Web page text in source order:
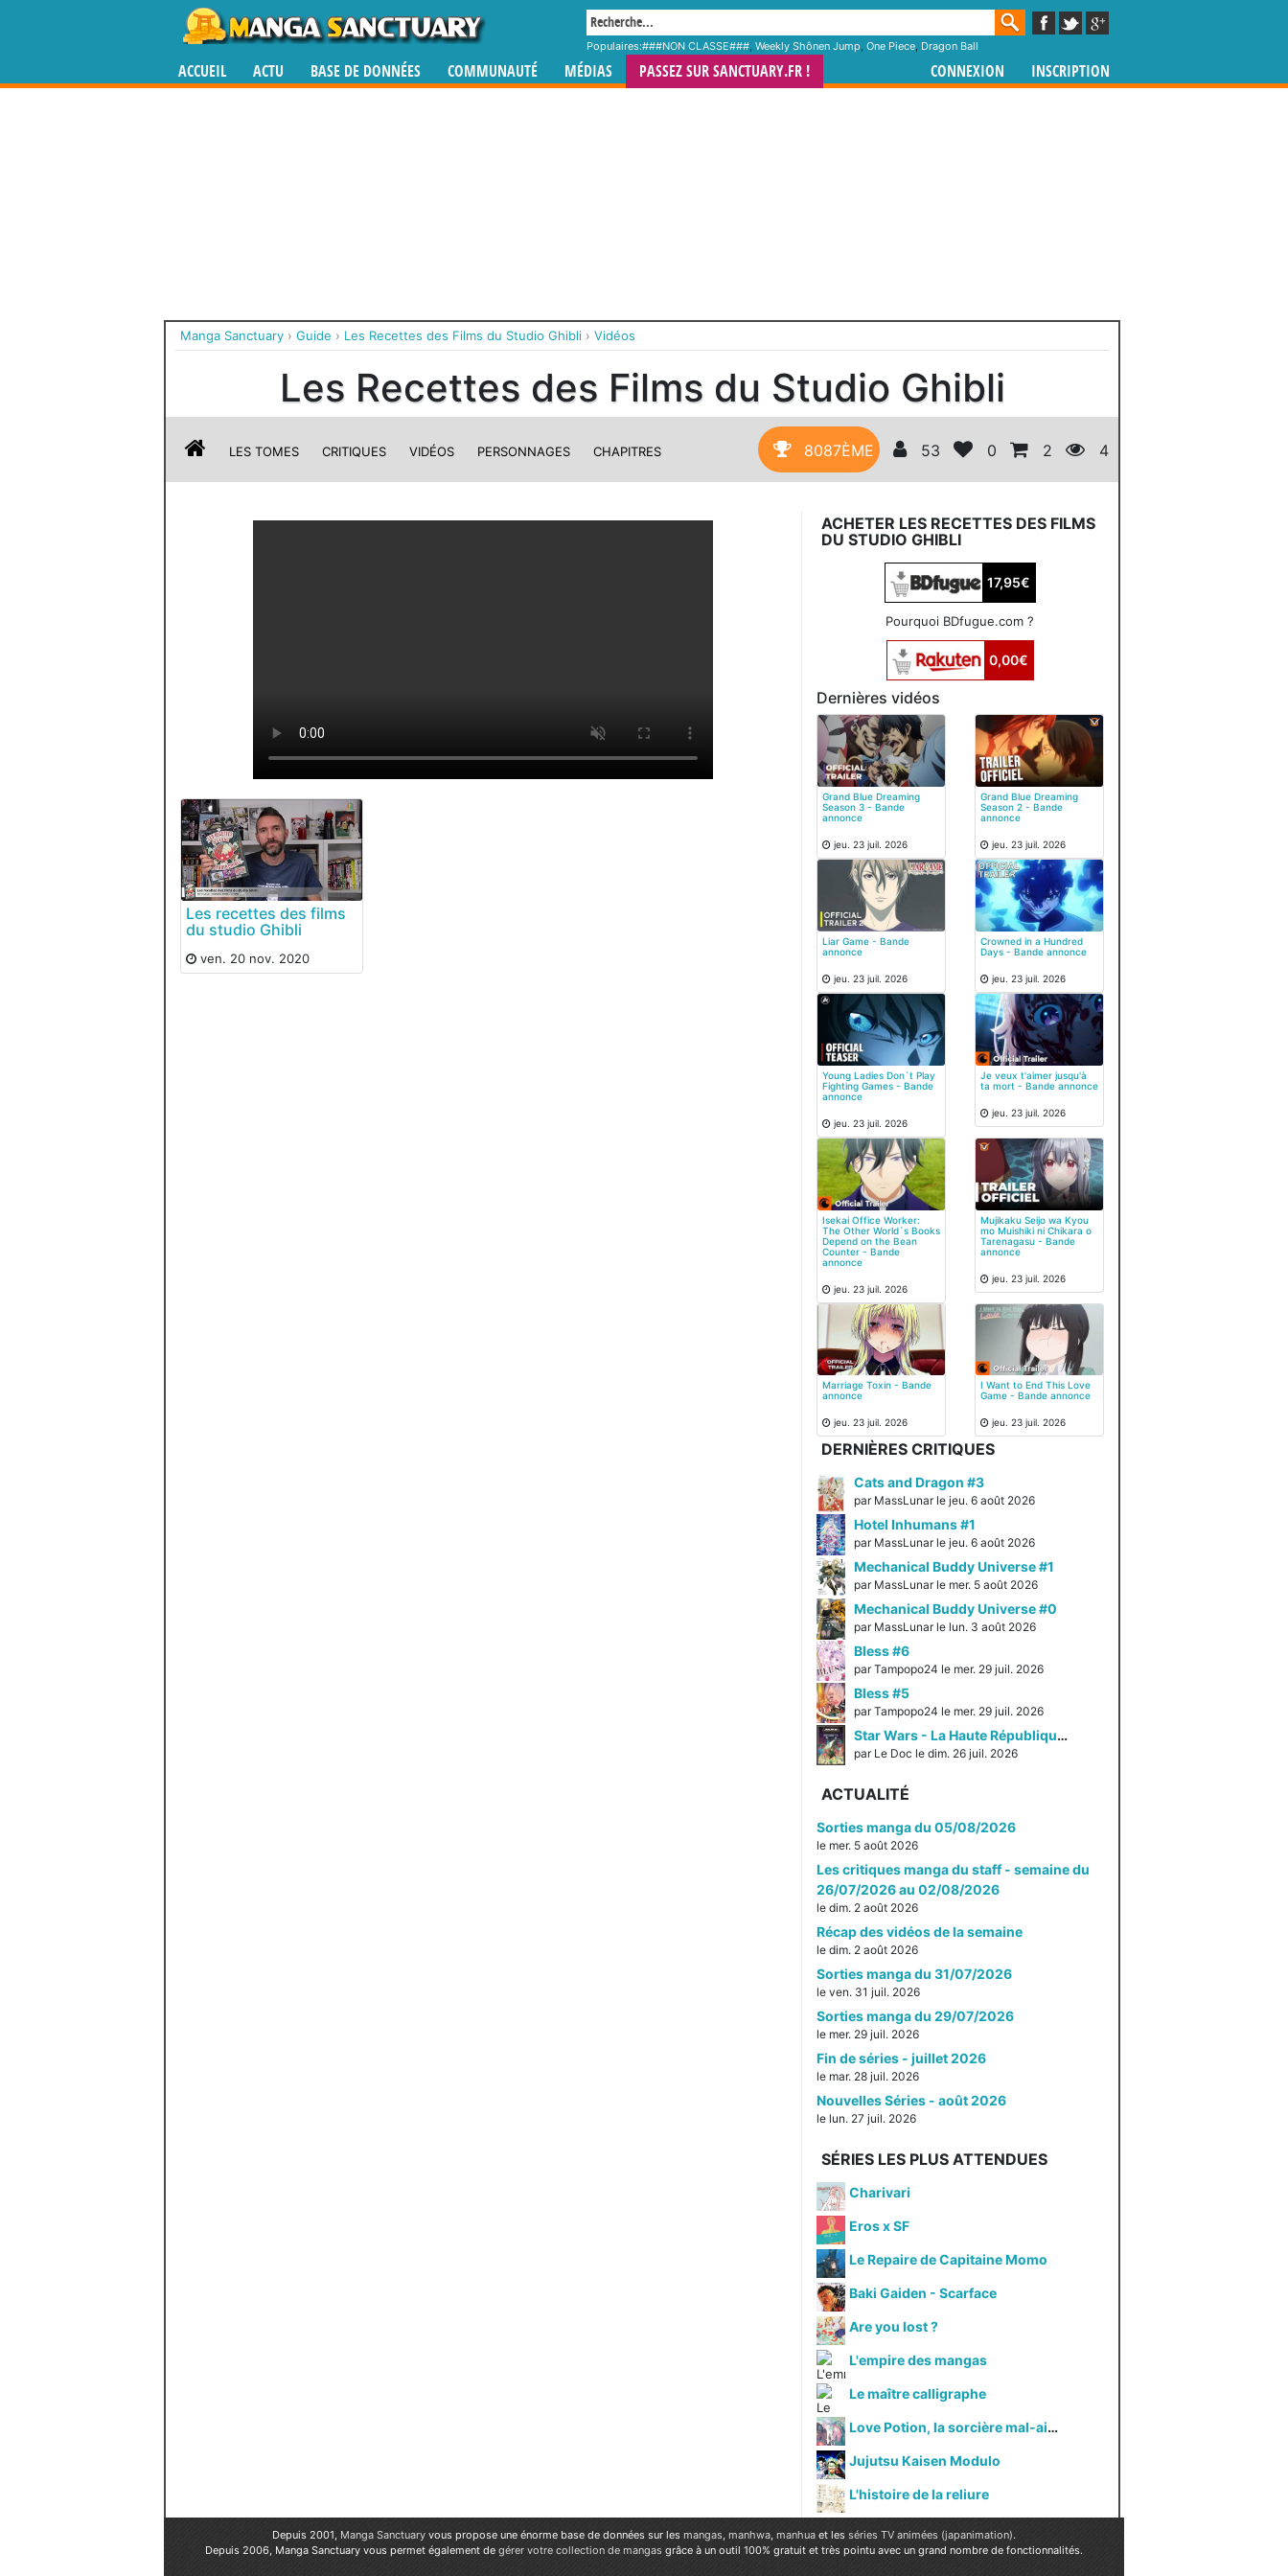
Populaires:###NON CLASSE###, Weekly Shônen Jump, One Piece, Dragon Ball
ACCUEIL ACTU BASE DE DONNÉES COMMUNAUTÉ MÉDIAS PASSEZ SUR SANCTUARY.FR ! CONNEXION INSCRIPTION
Manga Sanctuary › Guide › Les Recettes des Films du Studio Ghibli › Vidéos
Les Recettes des Films du Studio Ghibli
LES TOMES CRITIQUES VIDÉOS PERSONNAGES CHAPITRES 8087ÈME 53 0 2 4
Les recettes des films
du studio Ghibli
ven. 20 nov. 2020
ACHETER LES RECETTES DES FILMS
DU STUDIO GHIBLI
17,95€
Pourquoi BDfugue.com ?
0,00€
Dernières vidéos
Grand Blue Dreaming
Season 3 - Bande
annonce
jeu. 23 juil. 2026
Grand Blue Dreaming
Season 2 - Bande
annonce
jeu. 23 juil. 2026
Liar Game - Bande
annonce
jeu. 23 juil. 2026
Crowned in a Hundred
Days - Bande annonce
jeu. 23 juil. 2026
Young Ladies Don`t Play
Fighting Games - Bande
annonce
jeu. 23 juil. 2026
Je veux t'aimer jusqu'à
ta mort - Bande annonce
jeu. 23 juil. 2026
Isekai Office Worker:
The Other World`s Books
Depend on the Bean
Counter - Bande
annonce
jeu. 23 juil. 2026
Mujikaku Seijo wa Kyou
mo Muishiki ni Chikara o
Tarenagasu - Bande
annonce
jeu. 23 juil. 2026
Marriage Toxin - Bande
annonce
jeu. 23 juil. 2026
I Want to End This Love
Game - Bande annonce
jeu. 23 juil. 2026
DERNIÈRES CRITIQUES
Cats and Dragon #3
par MassLunar le jeu. 6 août 2026
Hotel Inhumans #1
par MassLunar le jeu. 6 août 2026
Mechanical Buddy Universe #1
par MassLunar le mer. 5 août 2026
Mechanical Buddy Universe #0
par MassLunar le lun. 3 août 2026
Bless #6
par Tampopo24 le mer. 29 juil. 2026
Bless #5
par Tampopo24 le mer. 29 juil. 2026
Star Wars - La Haute République - Un équilibre fragile
par Le Doc le dim. 26 juil. 2026
ACTUALITÉ
Sorties manga du 05/08/2026
le mer. 5 août 2026
Les critiques manga du staff - semaine du
26/07/2026 au 02/08/2026
le dim. 2 août 2026
Récap des vidéos de la semaine
le dim. 2 août 2026
Sorties manga du 31/07/2026
le ven. 31 juil. 2026
Sorties manga du 29/07/2026
le mer. 29 juil. 2026
Fin de séries - juillet 2026
le mar. 28 juil. 2026
Nouvelles Séries - août 2026
le lun. 27 juil. 2026
SÉRIES LES PLUS ATTENDUES
Charivari
Eros x SF
Le Repaire de Capitaine Momo
Baki Gaiden - Scarface
Are you lost ?
L'empire des mangas
Le maître calligraphe
Love Potion, la sorcière mal-aimée
Jujutsu Kaisen Modulo
L'histoire de la reliure
Depuis 2001, Manga Sanctuary vous propose une énorme base de données sur les mangas, manhwa, manhua et les séries TV animées (japanimation).
Depuis 2006, Manga Sanctuary vous permet également de gérer votre collection de mangas grâce à un outil 100% gratuit et très pointu avec un grand nombre de fonctionnalités.